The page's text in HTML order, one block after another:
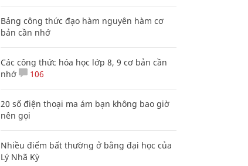
Bảng công thức đạo hàm nguyên hàm cơ
bản cần nhớ
Các công thức hóa học lớp 8, 9 cơ bản cần
nhớ
106
20 số điện thoại ma ám bạn không bao giờ
nên gọi
Nhiều điểm bất thường ở bằng đại học của
Lý Nhã Kỳ